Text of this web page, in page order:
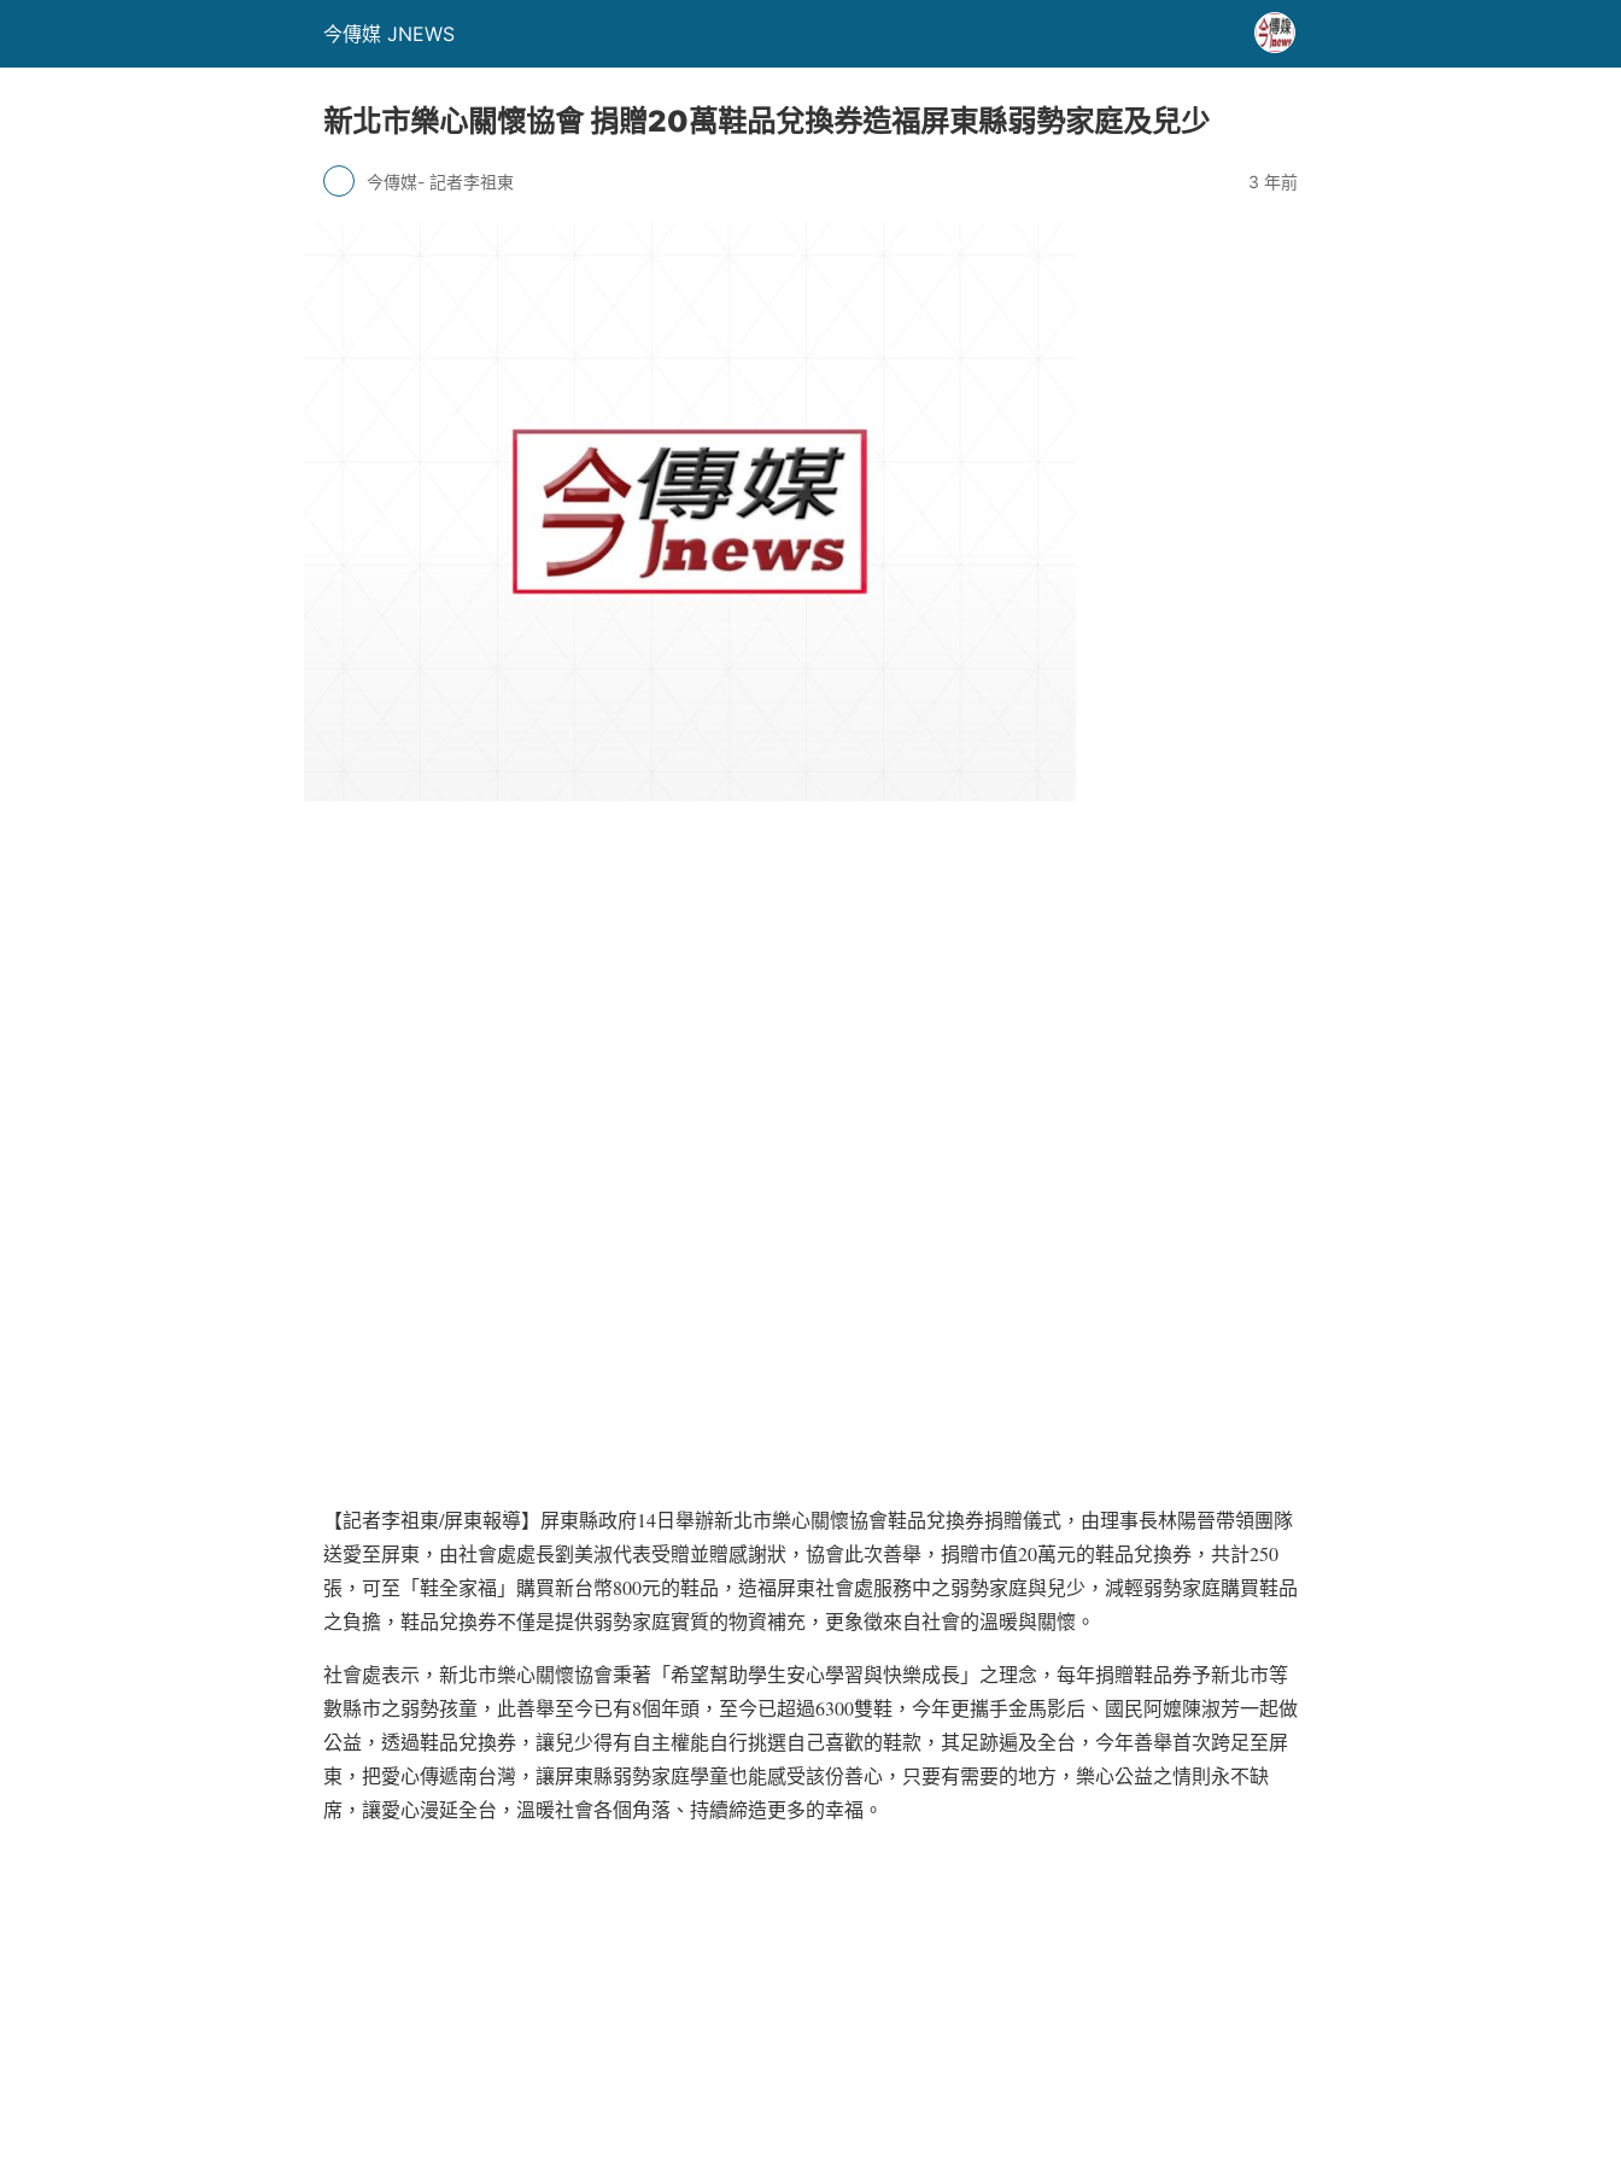
今傳媒 JNEWS
新北市樂心關懷協會 捐贈20萬鞋品兌換券造福屏東縣弱勢家庭及兒少
今傳媒- 記者李祖東 3 年前
【記者李祖東/屏東報導】屏東縣政府14日舉辦新北市樂心關懷協會鞋品兌換券捐贈儀式，由理事長林陽晉帶領團隊
送愛至屏東，由社會處處長劉美淑代表受贈並贈感謝狀，協會此次善舉，捐贈市值20萬元的鞋品兌換券，共計250
張，可至「鞋全家福」購買新台幣800元的鞋品，造福屏東社會處服務中之弱勢家庭與兒少，減輕弱勢家庭購買鞋品
之負擔，鞋品兌換券不僅是提供弱勢家庭實質的物資補充，更象徵來自社會的溫暖與關懷。
社會處表示，新北市樂心關懷協會秉著「希望幫助學生安心學習與快樂成長」之理念，每年捐贈鞋品券予新北市等
數縣市之弱勢孩童，此善舉至今已有8個年頭，至今已超過6300雙鞋，今年更攜手金馬影后、國民阿嬤陳淑芳一起做
公益，透過鞋品兌換券，讓兒少得有自主權能自行挑選自己喜歡的鞋款，其足跡遍及全台，今年善舉首次跨足至屏
東，把愛心傳遞南台灣，讓屏東縣弱勢家庭學童也能感受該份善心，只要有需要的地方，樂心公益之情則永不缺
席，讓愛心漫延全台，溫暖社會各個角落、持續締造更多的幸福。